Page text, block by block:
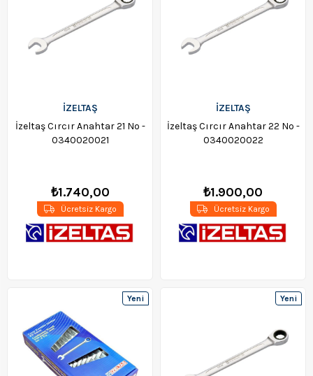
İZELTAŞ
İzeltaş Cırcır Anahtar 21 No -
0340020021
₺1.740,00
Ücretsiz Kargo
İZELTAŞ
İzeltaş Cırcır Anahtar 22 No -
0340020022
₺1.900,00
Ücretsiz Kargo
Yeni
Yeni